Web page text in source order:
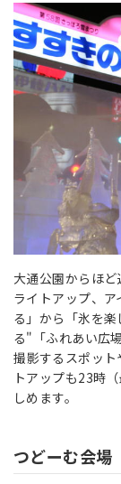
大通公園からほ
ライトアップ、
る」から「氷を
る"「ふれあい広
撮影するスポッ
トアップも23時
しめます。
つどーむ会場